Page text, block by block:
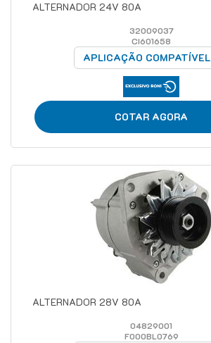
ALTERNADOR 24V 80A
32009037
CI601658
APLICAÇÃO COMPATÍVEL
COTAR AGORA
ALTERNADOR 28V 80A
04829001
F000BL0769